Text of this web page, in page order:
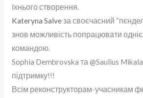
їхнього створення.
Kateryna Salveза своєчасний
знов можливість попрацювати
командою.
Sophia Dembrovska та @Saulius
підтримку!!!
Всім реконструкторам-учасникам